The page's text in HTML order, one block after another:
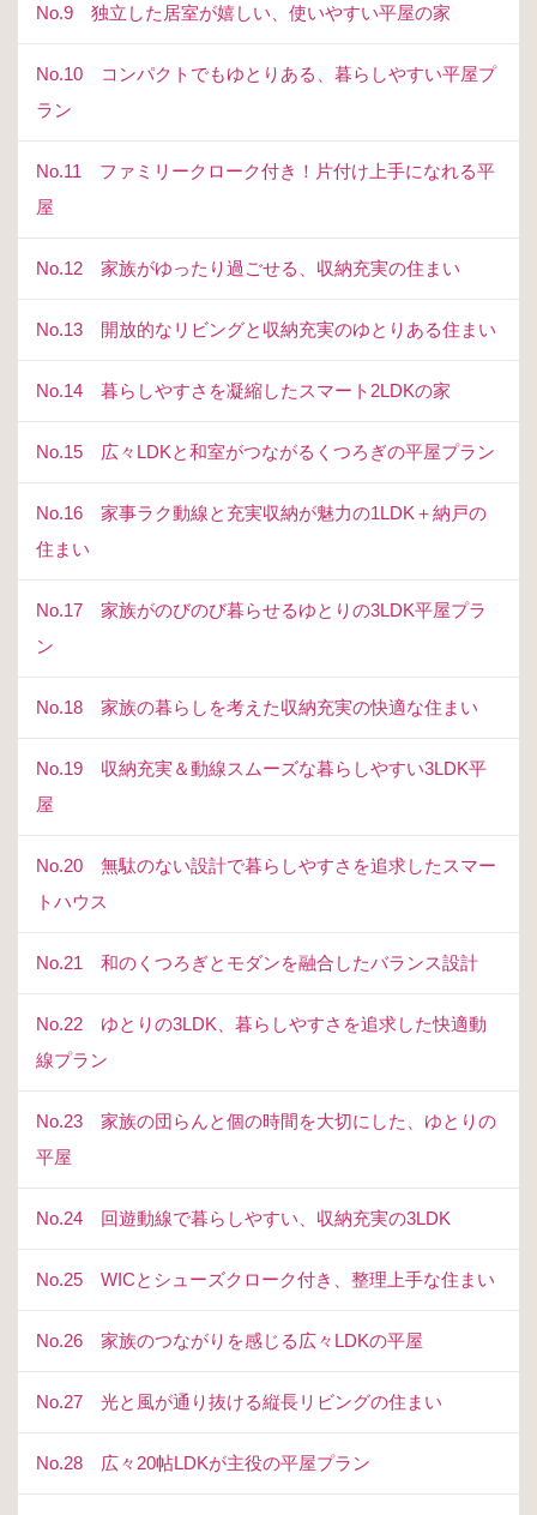
No.9 独立した居室が嬉しい、使いやすい平屋の家
No.10 コンパクトでもゆとりある、暮らしやすい平屋プ
ラン
No.11 ファミリークローク付き！片付け上手になれる平
屋
No.12 家族がゆったり過ごせる、収納充実の住まい
No.13 開放的なリビングと収納充実のゆとりある住まい
No.14 暮らしやすさを凝縮したスマート2LDKの家
No.15 広々LDKと和室がつながるくつろぎの平屋プラン
No.16 家事ラク動線と充実収納が魅力の1LDK＋納戸の
住まい
No.17 家族がのびのび暮らせるゆとりの3LDK平屋プラ
ン
No.18 家族の暮らしを考えた収納充実の快適な住まい
No.19 収納充実＆動線スムーズな暮らしやすい3LDK平
屋
No.20 無駄のない設計で暮らしやすさを追求したスマー
トハウス
No.21 和のくつろぎとモダンを融合したバランス設計
No.22 ゆとりの3LDK、暮らしやすさを追求した快適動
線プラン
No.23 家族の団らんと個の時間を大切にした、ゆとりの
平屋
No.24 回遊動線で暮らしやすい、収納充実の3LDK
No.25 WICとシューズクローク付き、整理上手な住まい
No.26 家族のつながりを感じる広々LDKの平屋
No.27 光と風が通り抜ける縦長リビングの住まい
No.28 広々20帖LDKが主役の平屋プラン